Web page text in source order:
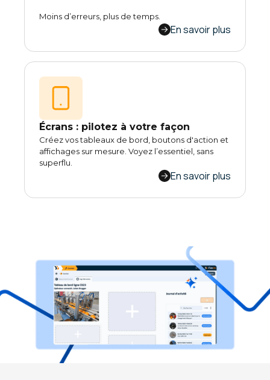
Moins d’erreurs, plus de temps.
En savoir plus
Écrans : pilotez à votre façon
Créez vos tableaux de bord, boutons d'action et
affichages sur mesure. Voyez l’essentiel, sans
superflu.
En savoir plus